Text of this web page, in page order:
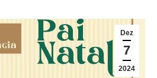
Dez
7
2024